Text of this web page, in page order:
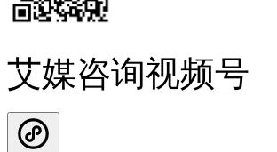
艾媒咨询视频号